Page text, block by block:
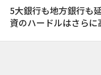
5大銀行も地方銀行も
資のハードルはさらに